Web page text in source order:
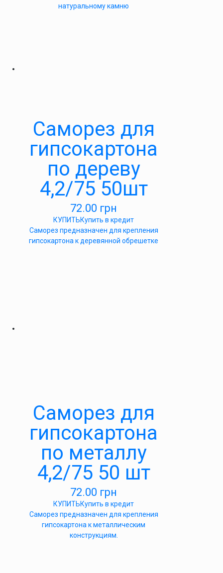
натуральному камню
Саморез для
гипсокартона
по дереву
4,2/75 50шт
72.00 грн
КУПИТЬКупить в кредит
Саморез предназначен для крепления
гипсокартона к деревянной обрешетке
Саморез для
гипсокартона
по металлу
4,2/75 50 шт
72.00 грн
КУПИТЬКупить в кредит
Саморез предназначен для крепления
гипсокартона к металлическим
конструкциям.